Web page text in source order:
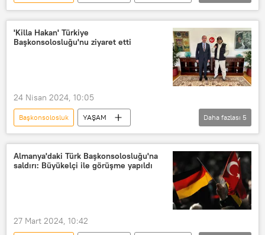
Polonya
Varşova
Rusya Dışişleri Bakanlığı
St. Petersburg
'Killa Hakan' Türkiye
Başkonsolosluğu'nu ziyaret etti
24 Nisan 2024, 10:05
Başkonsolosluk
YAŞAM
Killa Hakan
Berlin
Almanya
Türkiye
rap Rap müzik
Daha fazlası 5
Almanya'daki Türk Başkonsolosluğu'na
saldırı: Büyükelçi ile görüşme yapıldı
27 Mart 2024, 10:42